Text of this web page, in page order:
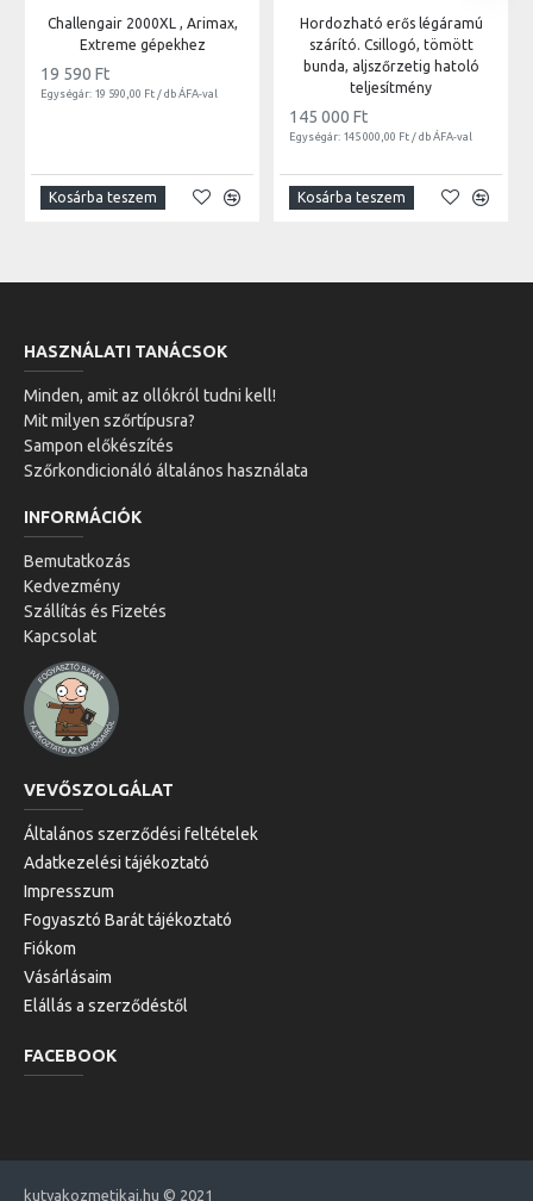
Challengair 2000XL , Arimax,
Extreme gépekhez
19 590 Ft
Egységár: 19 590,00 Ft / db ÁFA-val
Kosárba teszem
Hordozható erős légáramú
szárító. Csillogó, tömött
bunda, aljszőrzetig hatoló
teljesítmény
145 000 Ft
Egységár: 145 000,00 Ft / db ÁFA-val
Kosárba teszem
HASZNÁLATI TANÁCSOK
Minden, amit az ollókról tudni kell!
Mit milyen szőrtípusra?
Sampon előkészítés
Szőrkondicionáló általános használata
INFORMÁCIÓK
Bemutatkozás
Kedvezmény
Szállítás és Fizetés
Kapcsolat
VEVŐSZOLGÁLAT
Általános szerződési feltételek
Adatkezelési tájékoztató
Impresszum
Fogyasztó Barát tájékoztató
Fiókom
Vásárlásaim
Elállás a szerződéstől
FACEBOOK
kutyakozmetikai.hu © 2021